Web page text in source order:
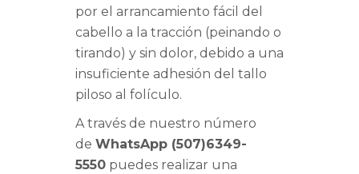
por el arrancamiento fácil del
cabello a la tracción (peinando o
tirando) y sin dolor, debido a una
insuficiente adhesión del tallo
piloso al folículo.
A través de nuestro número
de WhatsApp (507)6349-
5550 puedes realizar una